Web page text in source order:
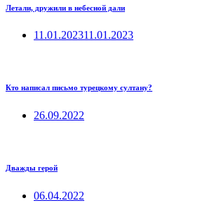
Летали, дружили в небесной дали
11.01.202311.01.2023
Кто написал письмо турецкому султану?
26.09.2022
Дважды герой
06.04.2022